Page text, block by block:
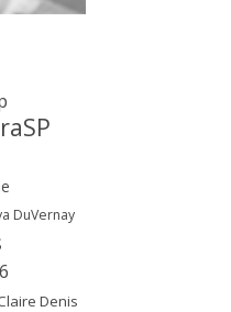
DuVernay
Denis